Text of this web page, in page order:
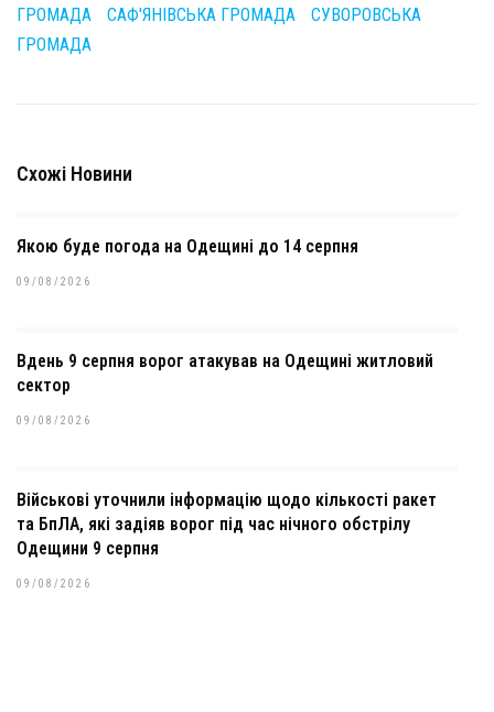
ГРОМАДА
САФ'ЯНІВСЬКА ГРОМАДА
СУВОРОВСЬКА
ГРОМАДА
Схожі Новини
Якою буде погода на Одещині до 14 серпня
09/08/2026
Вдень 9 серпня ворог атакував на Одещині житловий
сектор
09/08/2026
Військові уточнили інформацію щодо кількості ракет
та БпЛА, які задіяв ворог під час нічного обстрілу
Одещини 9 серпня
09/08/2026